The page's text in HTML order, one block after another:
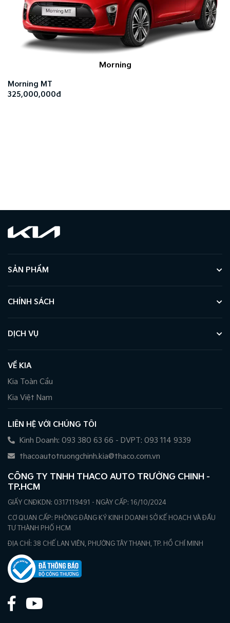
Morning
Morning MT
325,000,000đ
SẢN PHẨM
CHÍNH SÁCH
DỊCH VỤ
VỀ KIA
Kia Toàn Cầu
Kia Việt Nam
LIÊN HỆ VỚI CHÚNG TÔI
Kinh Doanh: 093 380 63 66 - DVPT: 093 114 9339
thacoautotruongchinh.kia@thaco.com.vn
CÔNG TY TNHH THACO AUTO TRƯỜNG CHINH -
TP.HCM
GIẤY CNĐKDN: 0317119491 - NGÀY CẤP: 16/10/2024
CƠ QUAN CẤP: PHÒNG ĐĂNG KÝ KINH DOANH SỞ KẾ HOẠCH VÀ ĐẦU
TƯ THÀNH PHỐ HCM
ĐỊA CHỈ: 38 CHẾ LAN VIÊN, PHƯỜNG TÂY THẠNH, TP. HỒ CHÍ MINH